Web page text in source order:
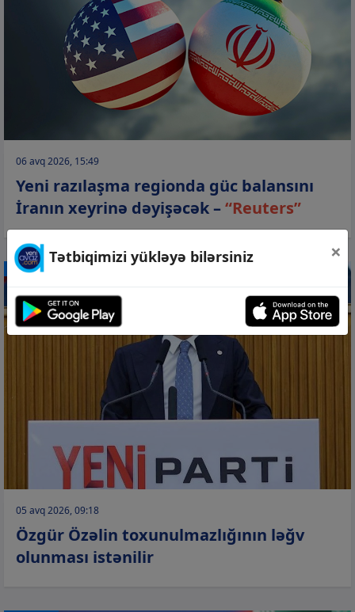
06 avq 2026, 15:49
Yeni razılaşma regionda güc balansını
İranın xeyrinə dəyişəcək –“Reuters”
SİYASƏT
05 avq 2026, 09:18
Özgür Özəlin toxunulmazlığının ləğv
olunması istənilir
Tətbiqimizi yükləyə bilərsiniz ×